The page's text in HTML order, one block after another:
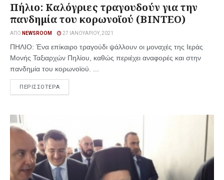
Πήλιο: Καλόγριες τραγουδούν για την
πανδημία του κορωνοϊού (ΒΙΝΤΕΟ)
ΑΠΌ NEWSROOM 27 ΙΑΝΟΥΑΡΊΟΥ, 2021
ΠΗΛΙΟ: Ένα επίκαιρο τραγούδι ψάλλουν οι μοναχές της Ιεράς
Μονής Ταξιαρχών Πηλίου, καθώς περιέχει αναφορές και στην
πανδημία του κορωνοϊού. ...
ΠΕΡΙΣΣΟΤΕΡΑ